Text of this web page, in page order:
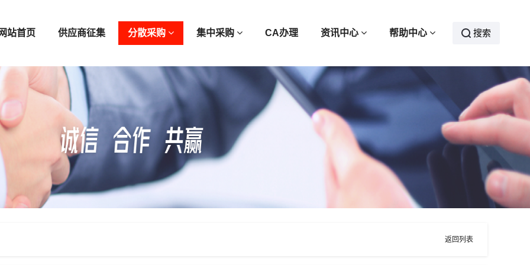
站首页 供应商征集 分散采购 集中采购 CA办理 资讯中心 帮助中心 搜索
返回列表